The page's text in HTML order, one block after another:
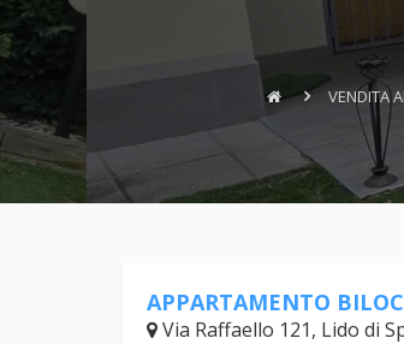
VENDITA
APPARTAMENTO
Via Raffaello 121, Lido di